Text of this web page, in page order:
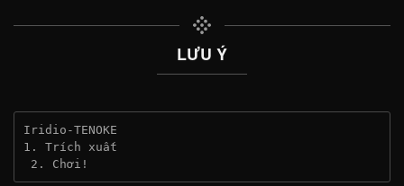
LƯU Ý
Iridio-TENOKE
1. Trích xuất
2. Chơi!